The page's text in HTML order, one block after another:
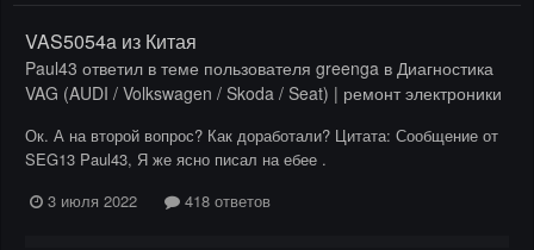
VAS5054a из Китая
Paul43 ответил в теме пользователя greenga в Диагностика
VAG (AUDI / Volkswagen / Skoda / Seat) | ремонт электроники
Ок. А на второй вопрос? Как доработали? Цитата: Сообщение от
SEG13 Paul43, Я же ясно писал на ебее .
3 июля 2022
418 ответов